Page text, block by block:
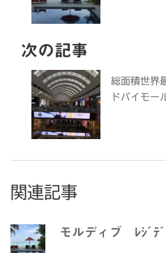
次の記事
総面積世界
ドバイモー
関連記事
モルディブ ﾚｼﾞﾃ